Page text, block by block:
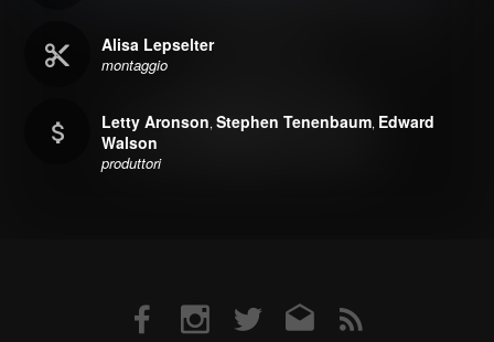
Alisa Lepselter
montaggio
Letty Aronson,Stephen Tenenbaum, Edward
Walson
produttori